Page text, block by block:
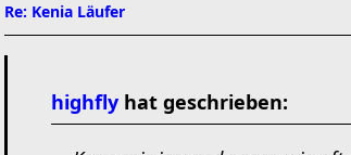
Re: Kenia Läufer
highfly hat geschrieben: